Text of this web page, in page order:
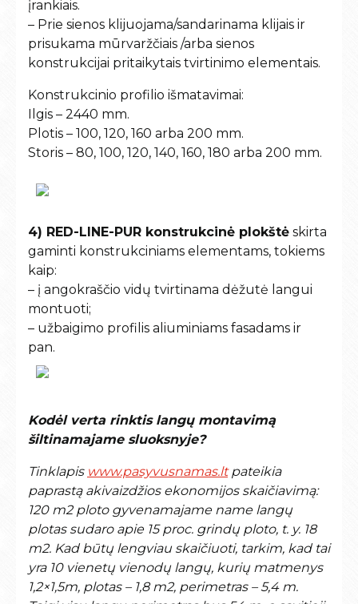
įrankiais.
– Prie sienos klijuojama/sandarinama klijais ir
prisukama mūrvaržčiais /arba sienos
konstrukcijai pritaikytais tvirtinimo elementais.
Konstrukcinio profilio išmatavimai:
Ilgis – 2440 mm.
Plotis – 100, 120, 160 arba 200 mm.
Storis – 80, 100, 120, 140, 160, 180 arba 200 mm.
4) RED-LINE-PUR konstrukcinė plokštė skirta
gaminti konstrukciniams elementams, tokiems
kaip:
– į angokraščio vidų tvirtinama dėžutė langui
montuoti;
– užbaigimo profilis aliuminiams fasadams ir
pan.
Kodėl verta rinktis langų montavimą
šiltinamajame sluoksnyje?
Tinklapis www.pasyvusnamas.ltpateikia
paprastą akivaizdžios ekonomijos skaičiavimą:
120 m2 ploto gyvenamajame name langų
plotas sudaro apie 15 proc. grindų ploto, t. y. 18
m2. Kad būtų lengviau skaičiuoti, tarkim, kad tai
yra 10 vienetų vienodų langų, kurių matmenys
1,2×1,5m, plotas – 1,8 m2, perimetras – 5,4 m.